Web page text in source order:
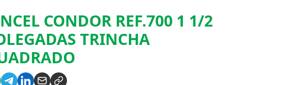
CONDOR REF.700 1 1/2
TRINCHA